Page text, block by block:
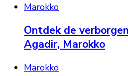
Marokko
Ontdek de
Agadir, Marokko
Marokko